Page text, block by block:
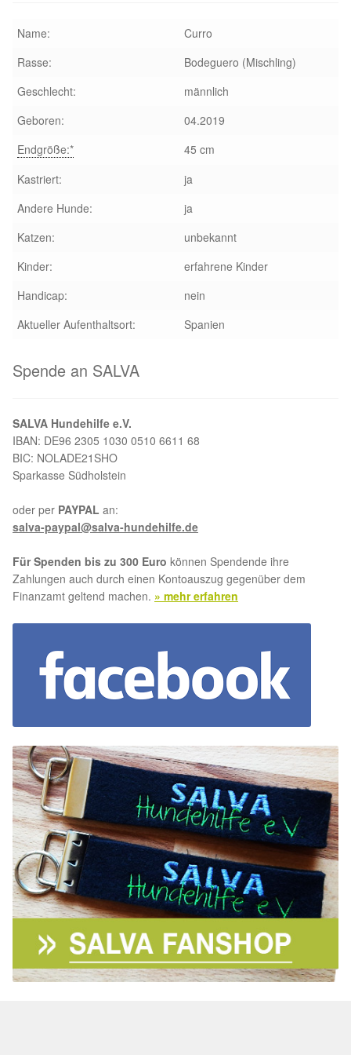
Regenbogenbrücke
Aktuelles
SALVA News
Reiseberichte
Unsere Partnertierheime
Aktion „Hilfe La Linea“
Updates „Hilfe La Linea“
Partnertierheim in Bulgarien
Partnertierheim in Polen
Name:
Curro
Rasse:
Bodeguero (Mischling)
Geschlecht:
männlich
Geboren:
04.2019
Endgröße:*
45 cm
Kastriert:
ja
Andere Hunde:
ja
Katzen:
unbekannt
Kinder:
erfahrene Kinder
Handicap:
nein
Aktueller Aufenthaltsort:
Spanien
Spende an SALVA
SALVA Hundehilfe e.V.
IBAN: DE96 2305 1030 0510 6611 68
BIC: NOLADE21SHO
Sparkasse Südholstein
oder per PAYPAL an:
salva-paypal@salva-hundehilfe.de
Für Spenden bis zu 300 Euro können Spendende ihre
Zahlungen auch durch einen Kontoauszug gegenüber dem
Finanzamt geltend machen. » mehr erfahren